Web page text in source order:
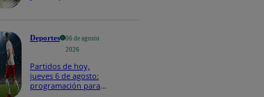
Deportes
06 de agosto
2026
Partidos de hoy,
jueves 6 de agosto:
programación para